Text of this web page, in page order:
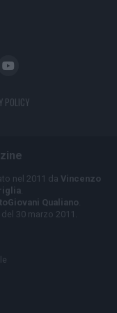
POLICY
nel 2011 da Vincenzo
.
Qualiano.
30 marzo 2011.